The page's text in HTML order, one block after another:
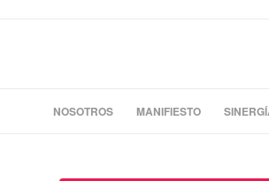
NOSOTROS MANIFIESTO